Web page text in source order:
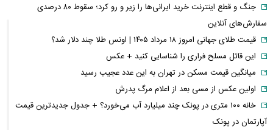
جنگ و قطع اینترنت خرید ایرانی‌ها را زیر و رو کرد؛ سقوط ۸۰ درصدی
سفارش‌های آنلاین
قیمت طلای جهانی امروز ۱۸ مرداد ۱۴۰۵ | اونس طلا چند دلار شد؟
این قاتل مسلح فراری را شناسایی کنید + عکس
میانگین قیمت مسکن در تهران به این عدد عجیب رسید
اولین عکس از مسی بعد از اعلام مرگ پدرش
خانه ۱۰۰ متری در پونک چند میلیارد آب می‌خورد؟ + جدول جدیدترین قیمت
آپارتمان در پونک